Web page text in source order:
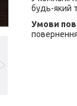
будь-який